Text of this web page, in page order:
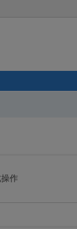
作